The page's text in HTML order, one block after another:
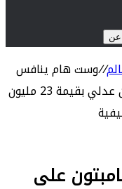
//وست هام ينافس
وولفرهامبتون على توقيع المغربي أمين عدلي بقيمة 23 مليون
على